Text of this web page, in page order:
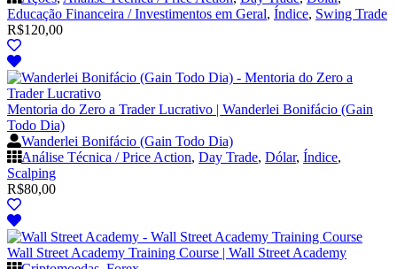
Educação Financeira / Investimentos em Geral, Índice, Swing Trade
R$120,00
Mentoria do Zero a Trader Lucrativo | Wanderlei Bonifácio (Gain
Todo Dia)
Wanderlei Bonifácio (Gain Todo Dia)
Análise Técnica / Price Action, Day Trade, Dólar, Índice,
Scalping
R$80,00
Wall Street Academy Training Course | Wall Street Academy